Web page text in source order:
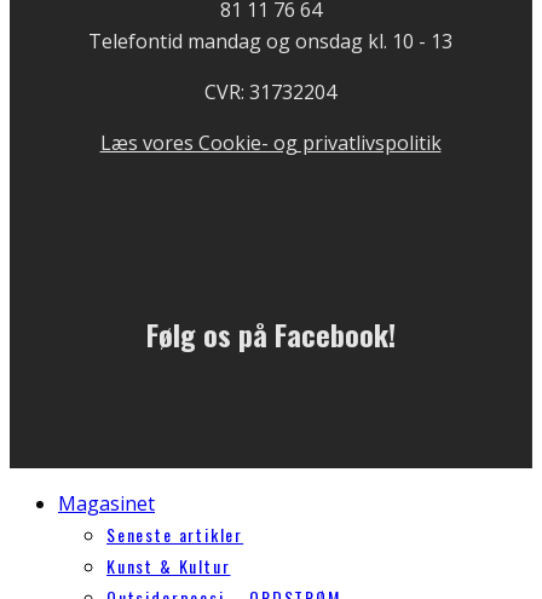
81 11 76 64
Telefontid mandag og onsdag kl. 10 - 13
CVR: 31732204
Læs vores Cookie- og privatlivspolitik
Følg os på Facebook!
Magasinet
Seneste artikler
Kunst & Kultur